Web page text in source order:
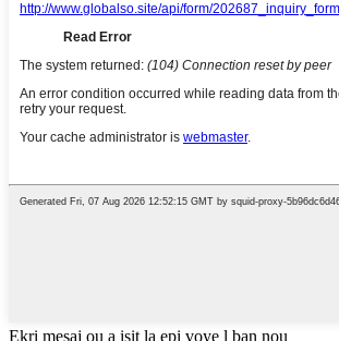
Ekri mesaj ou a isit la epi voye l ban nou